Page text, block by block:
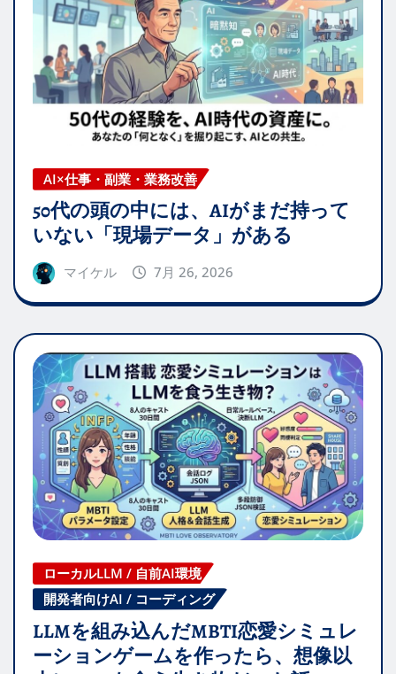
AI×仕事・副業・業務改善
50代の頭の中には、AIがまだ持って
いない「現場データ」がある
マイケル 7月 26, 2026
ローカルLLM / 自前AI環境
開発者向けAI / コーディング
LLMを組み込んだMBTI恋愛シミュレ
ーションゲームを作ったら、想像以